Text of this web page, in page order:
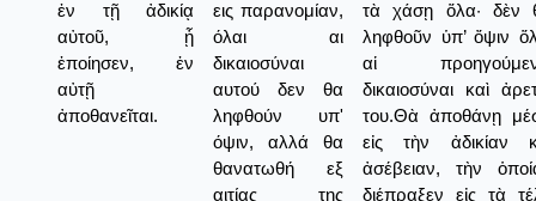
ἐν τῇ ἀδικίᾳ
αὐτοῦ, ᾗ
ἐποίησεν, ἐν
αὐτῇ
ἀποθανεῖται.
εις παρανομίαν,
όλαι αι
δικαιοσύναι
αυτού δεν θα
ληφθούν υπ'
όψιν, αλλά θα
θανατωθή εξ
αιτίας της
τὰ χάσῃ ὅλα· δὲν
ληφθοῦν ὑπ’ ὄψιν
αἱ
δικαιοσύναι καὶ
του.Θὰ ἀποθάνῃ
εἰς τὴν ἀδικίαν
ἀσέβειαν, τὴν
διέπραξεν εἰς τὰ